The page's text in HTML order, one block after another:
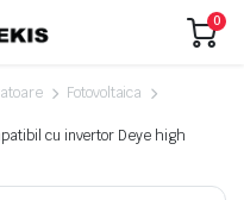
0
Fotovoltaica
cu invertor Deye high